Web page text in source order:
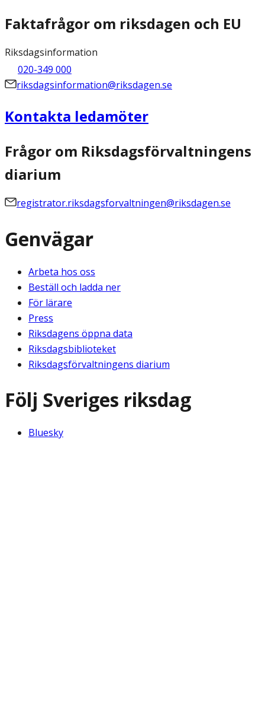
Faktafrågor om riksdagen och EU
Riksdagsinformation
020-349 000
riksdagsinformation@riksdagen.se
Kontakta ledamöter
Frågor om Riksdagsförvaltningens
diarium
registrator.riksdagsforvaltningen@riksdagen.se
Genvägar
Arbeta hos oss
Beställ och ladda ner
För lärare
Press
Riksdagens öppna data
Riksdagsbiblioteket
Riksdagsförvaltningens diarium
Följ Sveriges riksdag
Bluesky